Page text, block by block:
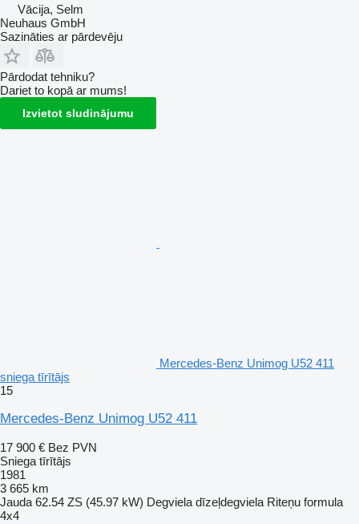
Vācija, Selm
Neuhaus GmbH
Sazināties ar pārdevēju
Pārdodat tehniku?
Dariet to kopā ar mums!
Izvietot sludinājumu
Mercedes-Benz Unimog U52 411
sniega tīrītājs
15
Mercedes-Benz Unimog U52 411
17 900 € Bez PVN
Sniega tīrītājs
1981
3 665 km
Jauda 62.54 ZS (45.97 kW) Degviela dīzeļdegviela Riteņu formula
4x4